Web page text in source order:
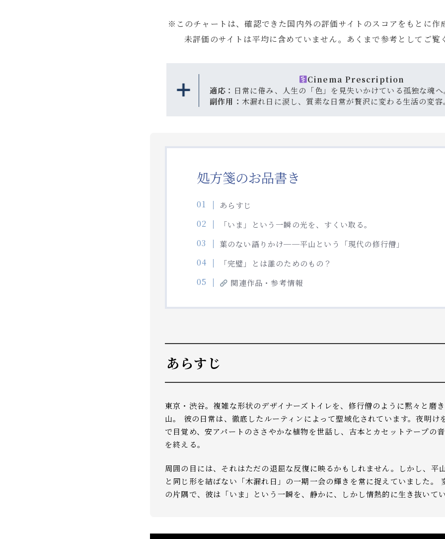
※このチャートは、確認できた国内外の評価サイトのスコアをもとに作
未評価のサイトは平均に含めていません。あくまで参考としてご覧
Cinema Prescription
適応： 日常に倦み、人生の「色」を見失いかけている孤独な魂へ
副作用： 木漏れ日に涙し、質素な日常が贅沢に変わる生活の変容
処方箋のお品書き
あらすじ
「いま」という一瞬の光を、すくい取る。
葉のない語りかけ──平山という「現代の修行僧」
「完璧」とは誰のためのもの？
関連作品・参考情報
あらすじ
東京・渋谷。複雑な形状のデザイナーズトイレを、修行僧のように黙々と磨
山。 彼の日常は、徹底したルーティンによって聖域化されています。夜明け
で目覚め、安アパートのささやかな植物を世話し、古本とカセットテープの
を終える。
周囲の目には、それはただの退屈な反復に映るかもしれません。しかし、平
と同じ形を結ばない「木漏れ日」の一期一会の輝きを常に捉えていました。
の片隅で、彼は「いま」という一瞬を、静かに、しかし情熱的に生き抜いてい